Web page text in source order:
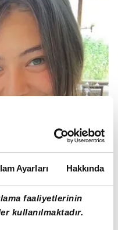
Ayarları Hakkında
faaliyetlerinin
kullanılmaktadır.